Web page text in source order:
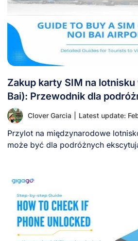
Zakup karty SIM na lotnisku
Bai): Przewodnik dla
Clover Garcia Latest update:
Przylot na międzynarodowe
może być dla podróżnych